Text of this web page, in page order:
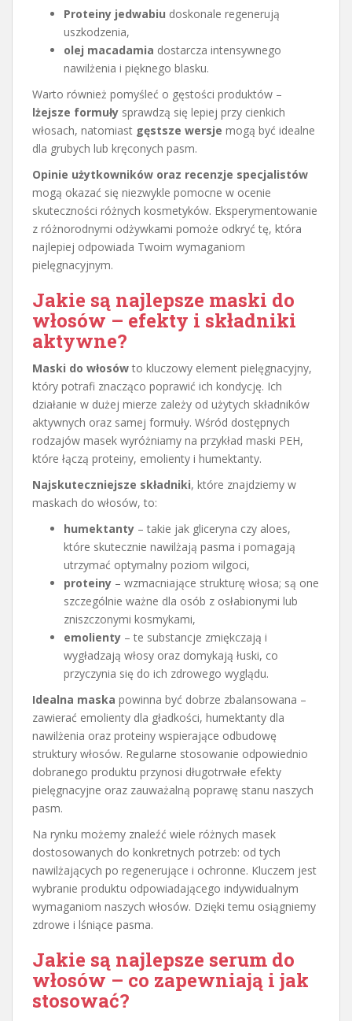
Proteiny jedwabiu doskonale regenerują
uszkodzenia,
olej macadamia dostarcza intensywnego
nawilżenia i pięknego blasku.
Warto również pomyśleć o gęstości produktów –
lżejsze formuły sprawdzą się lepiej przy cienkich
włosach, natomiast gęstsze wersje mogą być idealne
dla grubych lub kręconych pasm.
Opinie użytkowników oraz recenzje specjalistów
mogą okazać się niezwykle pomocne w ocenie
skuteczności różnych kosmetyków. Eksperymentowanie
z różnorodnymi odżywkami pomoże odkryć tę, która
najlepiej odpowiada Twoim wymaganiom
pielęgnacyjnym.
Jakie są najlepsze maski do
włosów – efekty i składniki
aktywne?
Maski do włosów to kluczowy element pielęgnacyjny,
który potrafi znacząco poprawić ich kondycję. Ich
działanie w dużej mierze zależy od użytych składników
aktywnych oraz samej formuły. Wśród dostępnych
rodzajów masek wyróżniamy na przykład maski PEH,
które łączą proteiny, emolienty i humektanty.
Najskuteczniejsze składniki, które znajdziemy w
maskach do włosów, to:
humektanty – takie jak gliceryna czy aloes,
które skutecznie nawilżają pasma i pomagają
utrzymać optymalny poziom wilgoci,
proteiny – wzmacniające strukturę włosa; są one
szczególnie ważne dla osób z osłabionymi lub
zniszczonymi kosmykami,
emolienty – te substancje zmiękczają i
wygładzają włosy oraz domykają łuski, co
przyczynia się do ich zdrowego wyglądu.
Idealna maska powinna być dobrze zbalansowana –
zawierać emolienty dla gładkości, humektanty dla
nawilżenia oraz proteiny wspierające odbudowę
struktury włosów. Regularne stosowanie odpowiednio
dobranego produktu przynosi długotrwałe efekty
pielęgnacyjne oraz zauważalną poprawę stanu naszych
pasm.
Na rynku możemy znaleźć wiele różnych masek
dostosowanych do konkretnych potrzeb: od tych
nawilżających po regenerujące i ochronne. Kluczem jest
wybranie produktu odpowiadającego indywidualnym
wymaganiom naszych włosów. Dzięki temu osiągniemy
zdrowe i lśniące pasma.
Jakie są najlepsze serum do
włosów – co zapewniają i jak
stosować?